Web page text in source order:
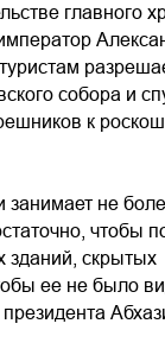
главного
собора и
к
занимает не
чтобы
зданий, скрытых
ее не было